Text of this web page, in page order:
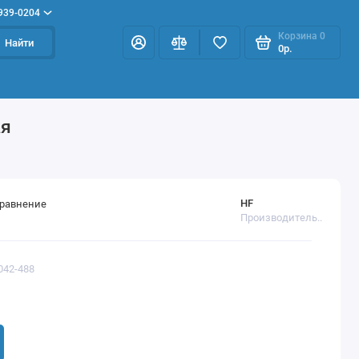
0204
Найти
Корзина 0
0р.
488
HF
Производитель..